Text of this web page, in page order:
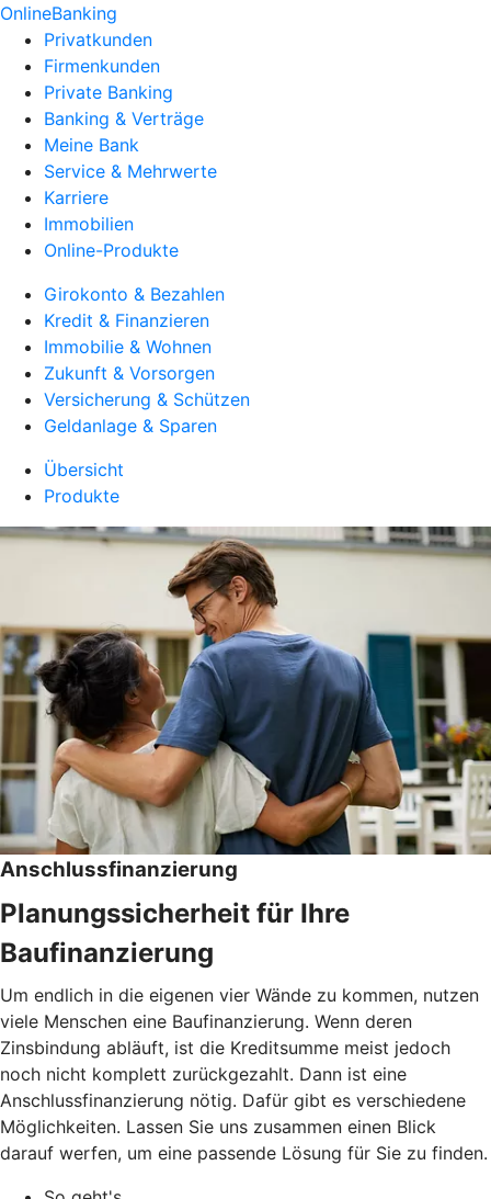
OnlineBanking
Privatkunden
Firmenkunden
Private Banking
Banking & Verträge
Meine Bank
Service & Mehrwerte
Karriere
Immobilien
Online-Produkte
Girokonto & Bezahlen
Kredit & Finanzieren
Immobilie & Wohnen
Zukunft & Vorsorgen
Versicherung & Schützen
Geldanlage & Sparen
Übersicht
Produkte
Anschlussfinanzierung
Planungssicherheit für Ihre
Baufinanzierung
Um endlich in die eigenen vier Wände zu kommen, nutzen
viele Menschen eine Baufinanzierung. Wenn deren
Zinsbindung abläuft, ist die Kreditsumme meist jedoch
noch nicht komplett zurückgezahlt. Dann ist eine
Anschlussfinanzierung nötig. Dafür gibt es verschiedene
Möglichkeiten. Lassen Sie uns zusammen einen Blick
darauf werfen, um eine passende Lösung für Sie zu finden.